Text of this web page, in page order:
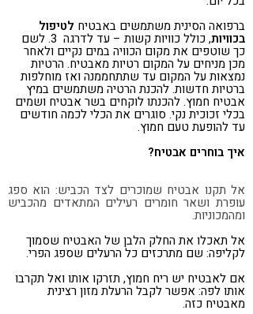
ברפואה הסינית משתמשים באבטיח לטיפול
בכוויות , כולל כוויות קשות – עד לדרגה 3. לשם
כך שוטפים את מקום הכוויה במים נקיים ולאחר
מכן מניחים על המקום רטיות מאבטיח. הרטיות
נמצאות על המקום עד שתתחממנה ואז מוחלפות
ברטיות חדשות. להכנת הרטיה משתמשים במיץ
אבטיח חמוץ. להכנתו לוקחים בשר אבטיח ושמים
בכלי זכוכית נקי. סוגרים את הכלי לכמה חודשים
עד להופעת טעם חמוץ.
איך בוחרים אבטיח?
אל תקנו אבטיח שמוכרים לצד הכביש: הוא ספג
עופרת ושאר חומרים רעילים המתאדים מהכביש
ומהמכוניות.
אל תאכלו את החלק הלבן של האבטיח שסמוך
לקליפה: שם מתרכזים כל הרעלים שספג הפרי.
אם לאבטיח יש ריח חמוץ, תזרקו אותו ואל תקרבו
אותו לפה: אפשר לקבל הרעלת מזון רצינית
מאבטיח כזה.